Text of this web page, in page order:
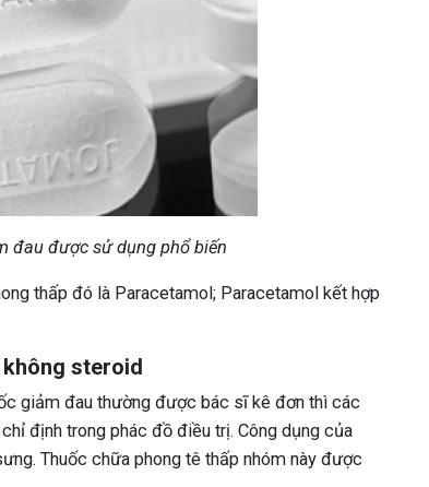
đau được sử dụng phổ biến
thấp đó là Paracetamol; Paracetamol kết hợp
steroid
giảm đau thường được bác sĩ kê đơn thì các
định trong phác đồ điều trị. Công dụng của
Thuốc chữa phong tê thấp nhóm này được